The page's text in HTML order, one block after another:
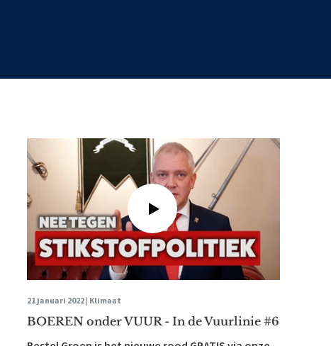
21 januari 2022 | Klimaat
BOEREN onder VUUR - In de Vuurlinie #6